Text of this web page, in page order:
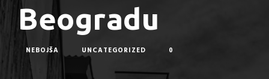
Beogradu
NEBOJŠA UNCATEGORIZED 0